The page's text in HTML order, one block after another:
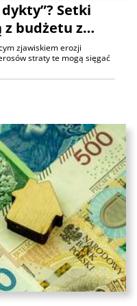
Setki
budżetu z…
zjawiskiem erozji
straty te mogą sięgać